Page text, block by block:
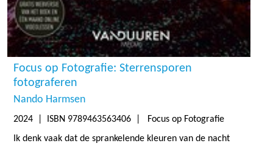
Focus op Fotografie: Sterrensporen
fotograferen
Nando Harmsen
2024 | ISBN 9789463563406 | Focus op Fotografie
Ik denk vaak dat de sprankelende kleuren van de nacht